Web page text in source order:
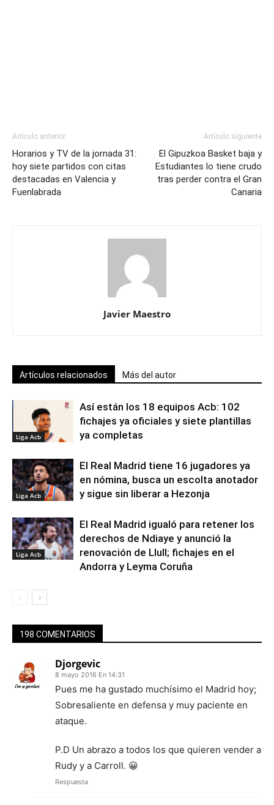
Artículo anterior
Horarios y TV de la jornada 31:
hoy siete partidos con citas
destacadas en Valencia y
Fuenlabrada
Artículo siguiente
El Gipuzkoa Basket baja y
Estudiantes lo tiene crudo
tras perder contra el Gran
Canaria
Javier Maestro
Artículos relacionados Más del autor
Liga Acb
Así están los 18 equipos Acb: 102
fichajes ya oficiales y siete plantillas
ya completas
Liga Acb
El Real Madrid tiene 16 jugadores ya
en nómina, busca un escolta anotador
y sigue sin liberar a Hezonja
Liga Acb
El Real Madrid igualó para retener los
derechos de Ndiaye y anunció la
renovación de Llull; fichajes en el
Andorra y Leyma Coruña
198 COMENTARIOS
Djorgevic
8 mayo 2016 En 14:31
Pues me ha gustado muchísimo el Madrid hoy;
Sobresaliente en defensa y muy paciente en
ataque.
P.D Un abrazo a todos los que quieren vender a
Rudy y a Carroll. 😀
Respuesta